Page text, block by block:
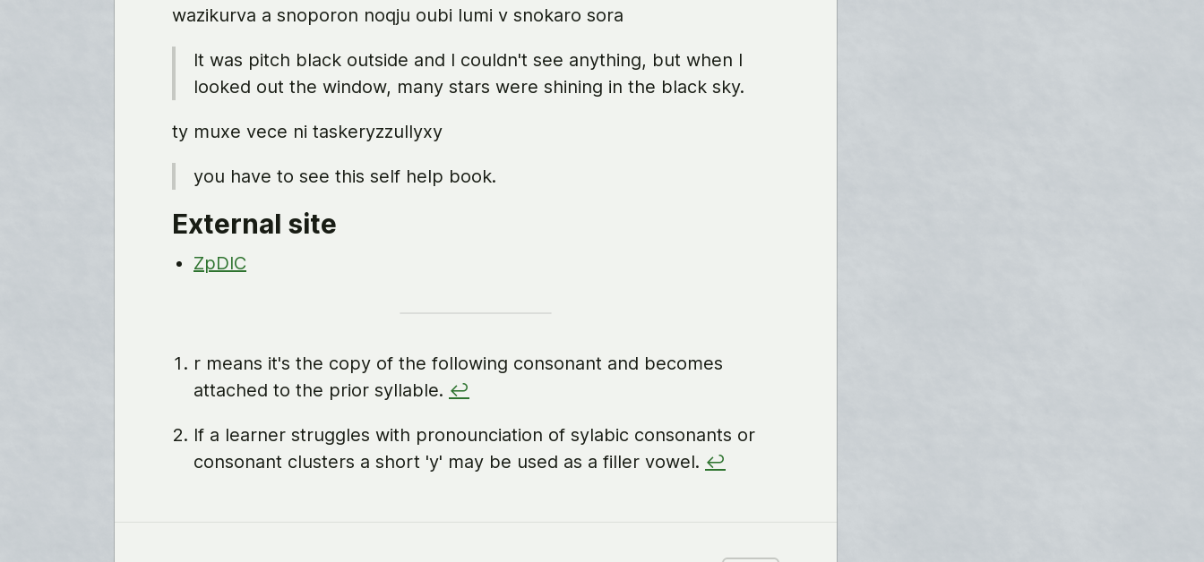
wazikurva a snoporon noqju oubi lumi v snokaro sora
It was pitch black outside and I couldn't see anything, but when I
looked out the window, many stars were shining in the black sky.
ty muxe vece ni taskeryzzullyxy
you have to see this self help book.
External site
ZpDIC
r means it's the copy of the following consonant and becomes
attached to the prior syllable. ↩
If a learner struggles with pronounciation of sylabic consonants or
consonant clusters a short 'y' may be used as a filler vowel. ↩